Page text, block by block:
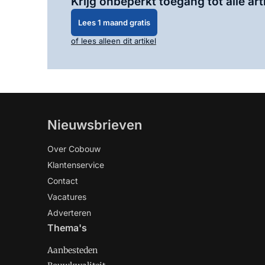
Lees 1 maand gratis
of lees alleen dit artikel
Nieuwsbrieven
Over Cobouw
Klantenservice
Contact
Vacatures
Adverteren
Thema's
Aanbesteden